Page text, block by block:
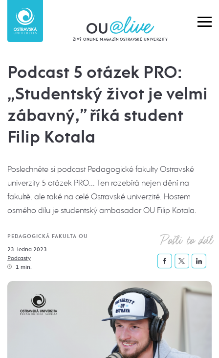
ŽIVÝ ONLINE MAGAZÍN OSTRAVSKÉ UNIVERZITY
Podcast 5 otázek PRO:
„Studentský život je velmi
zábavný,” říká student
Filip Kotala
Poslechněte si podcast Pedagogické fakulty Ostravské
univerzity 5 otázek PRO... Ten rozebírá nejen dění na
fakultě, ale také na celé Ostravské univerzitě. Hostem
osmého dílu je studentský ambasador OU Filip Kotala.
PEDAGOGICKÁ FAKULTA OU
23. ledna 2023
Podcasty
1 min.
Pošli to dál